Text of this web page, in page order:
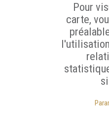
Pour
carte,